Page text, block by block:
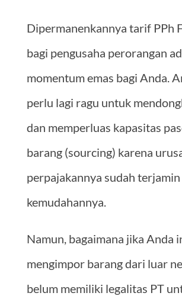
Dipermanenkannya tarif PPh
bagi pengusaha perorangan
momentum emas bagi Anda.
perlu lagi ragu untuk
dan memperluas kapasitas
barang (sourcing) karena
perpajakannya sudah terjamin
kemudahannya.
Namun, bagaimana jika Anda
mengimpor barang dari luar
belum memiliki legalitas PT